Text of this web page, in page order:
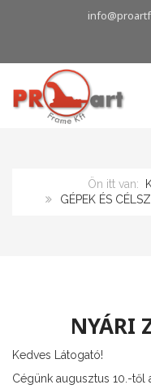
Ön itt van:
GÉPEK ÉS
NYÁRI
Kedves Látogató!
Cégünk augusztus 10.-től